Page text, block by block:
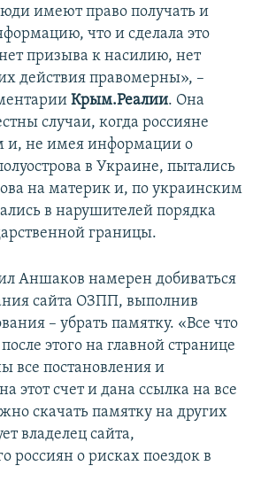
имеют право получать и
что и сделала это
призыва к насилию, нет
действия правомерны», –
Крым.Реалии. Она
случаи, когда россияне
и, не имея информации о
в Украине, пытались
на материк и, по украинским
в нарушителей порядка
границы.
Аншаков намерен добиваться
сайта ОЗПП, выполнив
– убрать памятку. «Все что
этого на главной странице
все постановления и
этот счет и дана ссылка на все
скачать памятку на других
владелец сайта,
россиян о рисках поездок в